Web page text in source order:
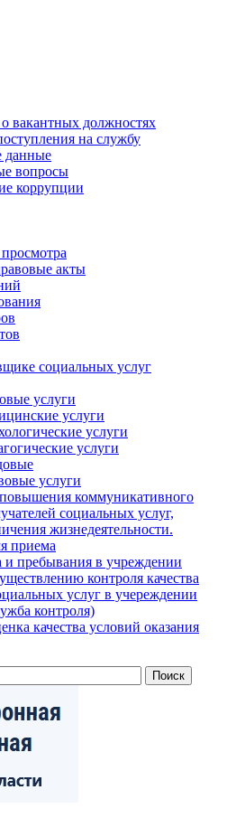
вакантных должностях
на службу
данные
вопросы
коррупции
акты
социальных услуг
услуги
услуги
услуги
услуги
услуги
коммуникативного
социальных услуг,
жизнедеятельности.
приема
и пребывания в учреждении
контроля качества
услуг в учереждении
контроля)
качества условий оказания